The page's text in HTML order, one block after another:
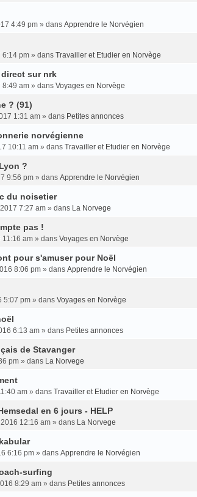
4:49 pm » dans Apprendre le Norvégien
6:14 pm » dans Travailler et Etudier en Norvège
sur nrk
8:49 am » dans Voyages en Norvège
? (91)
1:31 am » dans Petites annonces
norvégienne
10:11 am » dans Travailler et Etudier en Norvège
?
9:56 pm » dans Apprendre le Norvégien
du noisetier
7:27 am » dans La Norvege
pas !
11:16 am » dans Voyages en Norvège
pour s'amuser pour Noël
8:06 pm » dans Apprendre le Norvégien
5:07 pm » dans Voyages en Norvège
6:13 am » dans Petites annonces
de Stavanger
pm » dans La Norvege
am » dans Travailler et Etudier en Norvège
en 6 jours - HELP
12:16 am » dans La Norvege
6:16 pm » dans Apprendre le Norvégien
surfing
8:29 am » dans Petites annonces